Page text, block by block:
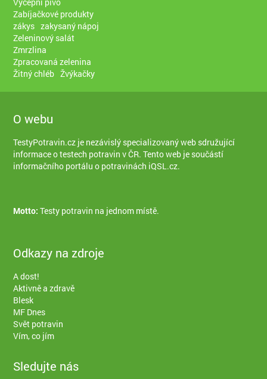
Zabíjačkové produkty
zákys zakysaný nápoj
Zeleninový salát
Zmrzlina
Zpracovaná zelenina
Žitný chléb Žvýkačky
O webu
TestyPotravin.cz je nezávislý specializovaný web sdružující
informace o testech potravin v ČR. Tento web je součástí
informačního portálu o potravinách iQSL.cz.
Motto: Testy potravin na jednom místě.
Odkazy na zdroje
A dost!
Aktivně a zdravě
Blesk
MF Dnes
Svět potravin
Vím, co jím
Sledujte nás